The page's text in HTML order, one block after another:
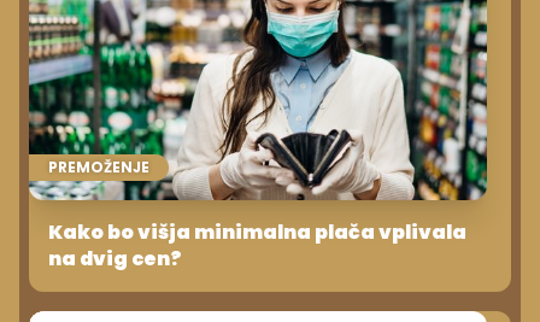
PREMOŽENJE
Kako bo višja minimalna plača vplivala
na dvig cen?